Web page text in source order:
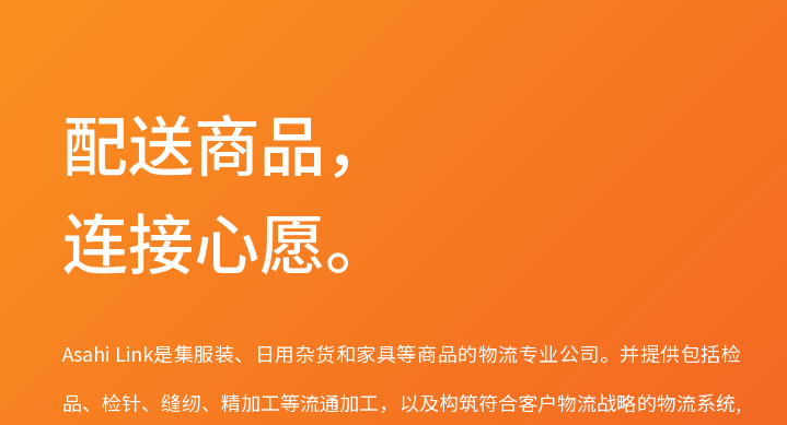
配送商品，
连接心愿。
Asahi Link是集服装、日用杂货和家具等商品的物流专业公司。并提供包括检
品、检针、缝纫、精加工等流通加工，以及构筑符合客户物流战略的物流系统,